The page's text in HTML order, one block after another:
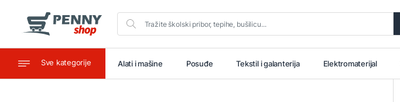
Sve kategorije
Ugostiteljstvo Alati i mašine Posuđe Tekstil i galanterija Elektromaterijal